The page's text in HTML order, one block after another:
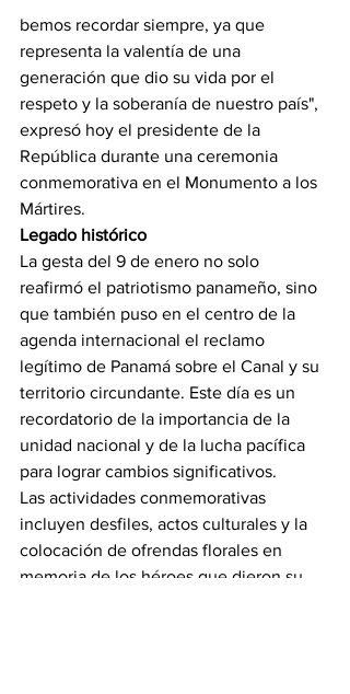
bemos recordar siempre, ya que
representa la valentía de una
generación que dio su vida por el
respeto y la soberanía de nuestro país",
expresó hoy el presidente de la
República durante una ceremonia
conmemorativa en el Monumento a los
Mártires.
Legado histórico
La gesta del 9 de enero no solo
reafirmó el patriotismo panameño, sino
que también puso en el centro de la
agenda internacional el reclamo
legítimo de Panamá sobre el Canal y su
territorio circundante. Este día es un
recordatorio de la importancia de la
unidad nacional y de la lucha pacífica
para lograr cambios significativos.
Las actividades conmemorativas
incluyen desfiles, actos culturales y la
colocación de ofrendas florales en
memoria de los héroes que dieron su